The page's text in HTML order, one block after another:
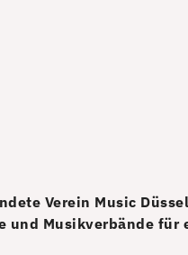
Verein Music
Musikverbände für